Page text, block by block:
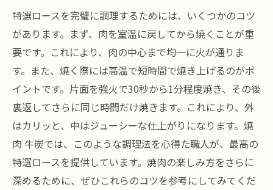
特選ロースを完璧に調理するためには、いくつかのコツ
があります。まず、肉を室温に戻してから焼くことが重
要です。これにより、肉の中心まで均一に火が通りま
す。また、焼く際には高温で短時間で焼き上げるのがポ
イントです。片面を強火で30秒から1分程度焼き、その後
裏返してさらに同じ時間だけ焼きます。これにより、外
はカリッと、中はジューシーな仕上がりになります。焼
肉 牛炭では、このような調理法を心得た職人が、最高の
特選ロースを提供しています。焼肉の楽しみ方をさらに
深めるために、ぜひこれらのコツを参考にしてみてくだ